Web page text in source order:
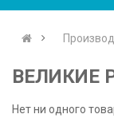
ВЕЛИКИЕ
Нет ни одного